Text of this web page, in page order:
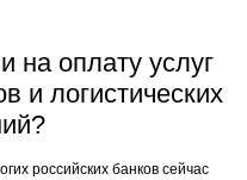
на оплату услуг
и логистических
российских банков сейчас